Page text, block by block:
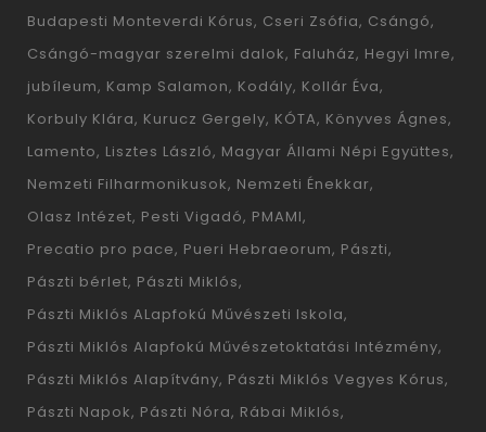
Budapesti Monteverdi Kórus Cseri Zsófia Csángó
Csángó-magyar szerelmi dalok Faluház Hegyi Imre
jubíleum Kamp Salamon Kodály Kollár Éva
Korbuly Klára Kurucz Gergely KÓTA Könyves Ágnes
Lamento Lisztes László Magyar Állami Népi Együttes
Nemzeti Filharmonikusok Nemzeti Énekkar
Olasz Intézet Pesti Vigadó PMAMI
Precatio pro pace Pueri Hebraeorum Pászti
Pászti bérlet Pászti Miklós
Pászti Miklós ALapfokú Művészeti Iskola
Pászti Miklós Alapfokú Művészetoktatási Intézmény
Pászti Miklós Alapítvány Pászti Miklós Vegyes Kórus
Pászti Napok Pászti Nóra Rábai Miklós